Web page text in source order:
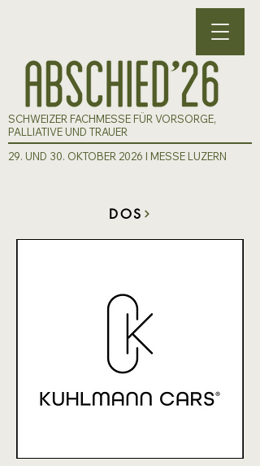
SCHWEIZER FACHMESSE FÜR VORSORGE,
PALLIATIVE UND TRAUER
29. UND 30. OKTOBER 2026 I MESSE LUZERN
DOS